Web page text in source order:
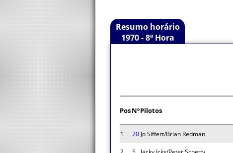
Resumo horário
1970 - 8ª Hora
PosNºPilotos
1 20 Jo Siffert/Brian Redman